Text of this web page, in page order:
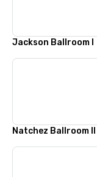
Jackson Ballroom I
Natchez Ballroom II